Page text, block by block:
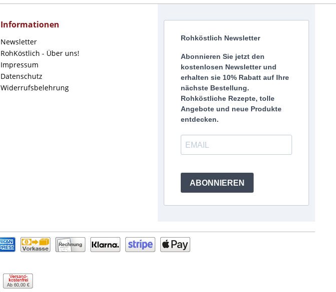
Informationen
Newsletter
RohKöstlich - Über uns!
Impressum
Datenschutz
Widerrufsbelehrung
Rohköstlich Newsletter
Abonnieren Sie jetzt den
kostenlosen Newsletter und
erhalten sie 10% Rabatt auf Ihre
nächste Bestellung.
Rohköstliche Rezepte, tolle
Angebote und neue Produkte
entdecken.
ABONNIEREN
Ab 60,00 €